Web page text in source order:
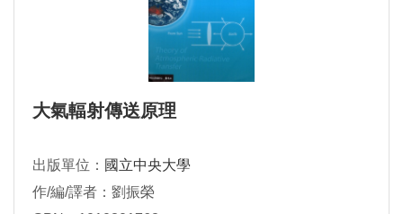
大氣輻射傳送原理
出版單位： 國立中央大學
作/編/譯者：劉振榮